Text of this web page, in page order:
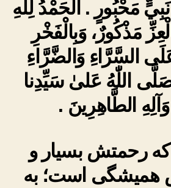
مَحْبُورٍ . الْحَمْدُ لِلّٰهِ
مَذْكُورٌ، وَبِالْفَخْرِ
السَّرَّاءِ وَالضَّرَّاءِ
اللّٰهُ عَلىٰ سَيِّدِنا
الطَّاهِرِينَ .
که رحمتش بسیار و
همیشگی است؛ به